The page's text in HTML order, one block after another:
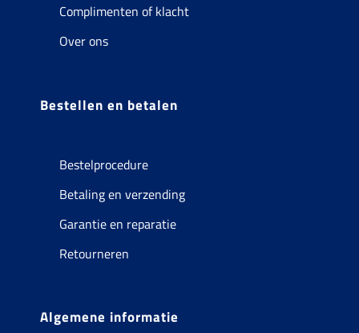
Complimenten of klacht
Over ons
Bestellen en betalen
Bestelprocedure
Betaling en verzending
Garantie en reparatie
Retourneren
Algemene informatie